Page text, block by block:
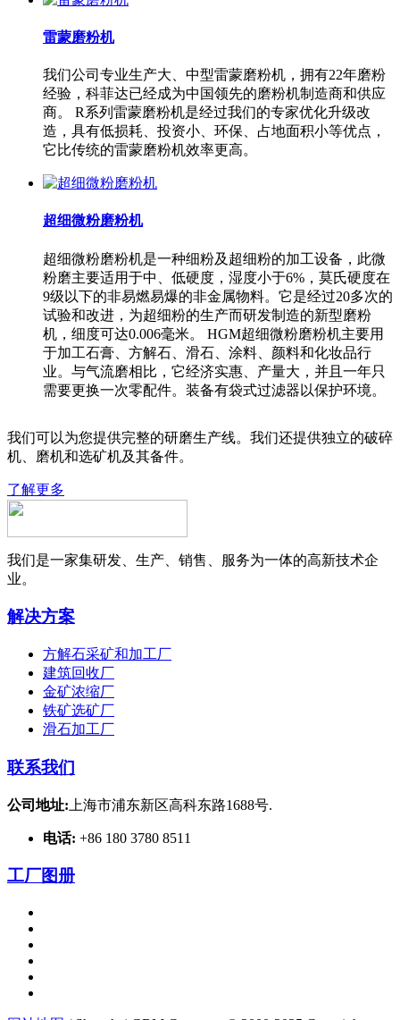
雷蒙磨粉机
我们公司专业生产大、中型雷蒙磨粉机，拥有22年磨粉
经验，科菲达已经成为中国领先的磨粉机制造商和供应
商。 R系列雷蒙磨粉机是经过我们的专家优化升级改
造，具有低损耗、投资小、环保、占地面积小等优点，
它比传统的雷蒙磨粉机效率更高。
超细微粉磨粉机
超细微粉磨粉机是一种细粉及超细粉的加工设备，此微
粉磨主要适用于中、低硬度，湿度小于6%，莫氏硬度在
9级以下的非易燃易爆的非金属物料。它是经过20多次的
试验和改进，为超细粉的生产而研发制造的新型磨粉
机，细度可达0.006毫米。 HGM超细微粉磨粉机主要用
于加工石膏、方解石、滑石、涂料、颜料和化妆品行
业。与气流磨相比，它经济实惠、产量大，并且一年只
需要更换一次零配件。装备有袋式过滤器以保护环境。
我们可以为您提供完整的研磨生产线。我们还提供独立的破碎
机、磨机和选矿机及其备件。
了解更多
我们是一家集研发、生产、销售、服务为一体的高新技术企
业。
解决方案
方解石采矿和加工厂
建筑回收厂
金矿浓缩厂
铁矿选矿厂
滑石加工厂
联系我们
公司地址: 上海市浦东新区高科东路1688号.
电话: +86 180 3780 8511
工厂图册